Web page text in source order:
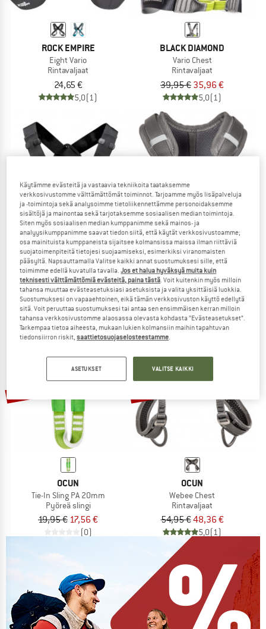
ROCK EMPIRE
Eight Vario
Rintavaljaat
24,65 €
5,0(1)
BLACK DIAMOND
Vario Chest
Rintavaljaat
39,95 € 35,96 €
5,0(1)
PETZL
Voltige
Rintavaljaat
52,20 €
4,8(10)
OCUN
Chest Kid
Rintavaljaat
29,95 €26,36 €
(0)
OCUN
Tie-In Sling PA 20mm
Pyöreä slingi
19,95 € 17,56 €
(0)
OCUN
Webee Chest
Rintavaljaat
54,95 €48,36 €
5,0(1)
Käytämme evästeitä ja vastaavia tekniikoita taataksemme
verkkosivustomme välttämättömät toiminnot. Tarjoamme myös lisäpalveluja
ja -toimintoja sekä analysoimme tietoliikennettämme personoidaksemme
sisältöjä ja mainontaa sekä tarjotaksemme sosiaalisen median toimintoja.
Siten myös sosiaalisen median kumppanimme sekä mainos- ja
analyysikumppanimme saavat tiedon siitä, että käytät verkkosivustoamme;
osa mainituista kumppaneista sijaitsee kolmansissa maissa ilman riittäviä
suojatoimenpiteitä tietojesi suojaamiseksi, esimerkiksi viranomaisten
pääsyltä. Napsauttamalla Valitse kaikki annat suostumuksesi sille, että
toimimme edellä kuvatulla tavalla.Jos et halua hyväksyä muita kuin
teknisesti välttämättömiä evästeitä, paina tästä. Voit kuitenkin myös milloin
tahansa muuttaa evästeasetuksiasi asetuksista ja valita yksittäisiä luokkia.
Suostumuksesi on vapaaehtoinen, eikä tämän verkkosivuston käyttö edellytä
sitä. Voit peruuttaa suostumuksesi tai antaa sen ensimmäisen kerran milloin
tahansa verkkosivustomme alaosassa olevasta kohdasta ”Evästeasetukset”.
Tarkempaa tietoa aiheesta, mukaan lukien kolmansiin maihin tapahtuvan
tiedonsiirron riskit,saattietosuojaselosteestamme.
ASETUKSET VALITSE KAIKKI